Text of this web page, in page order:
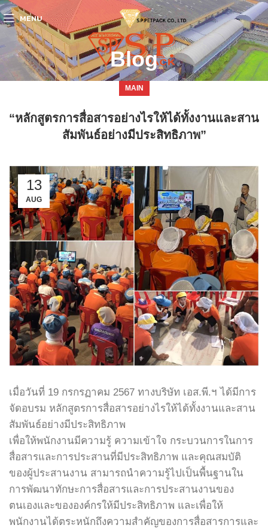
MENU
Blog
MAIN
“หลักสูตรการสื่อสารอย่างไรให้ได้ทั้งงานและสาน
สัมพันธ์อย่างมีประสิทธิภาพ”
13
AUG
เมื่อวันที่ 19 กรกรฏาคม 2567 ทางบริษัท เอส.พี.ฯ ได้มีการ
จัดอบรม หลักสูตรการสื่อสารอย่างไรให้ได้ทั้งงานและสาน
สัมพันธ์อย่างมีประสิทธิภาพ
เพื่อให้พนักงานมีความรู้ ความเข้าใจ กระบวนการในการ
สื่อสารและการประสานที่มีประสิทธิภาพ และคุณสมบัติ
ของผู้ประสานงาน สามารถนำความรู้ไปเป็นพื้นฐานใน
การพัฒนาทักษะการสื่อสารและการประสานงานของ
ตนเองและขององค์กรให้มีประสิทธิภาพ และเพื่อให้
พนักงานได้ตระหนักถึงความสำคัญของการสื่อสารการและ